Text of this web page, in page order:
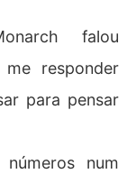
falou
responder
para pensar
num